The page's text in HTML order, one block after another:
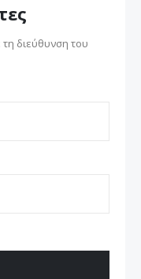
διεύθυνση του